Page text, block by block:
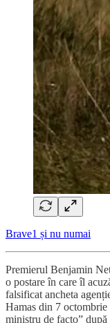
Brave1 și nu numai
Premierul Benjamin
o postare în care îl
falsificat ancheta
Hamas din 7
ministru de facto” după